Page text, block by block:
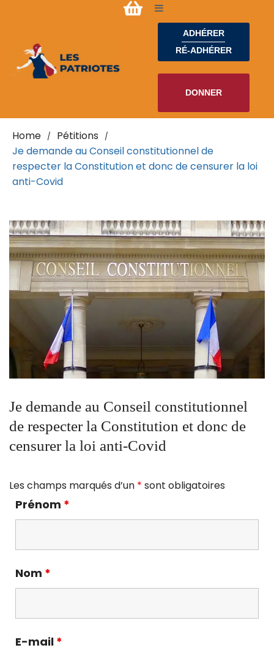
ADHÉRER
RÉ-ADHÉRER
DONNER
Home / Pétitions /
Je demande au Conseil constitutionnel de
respecter la Constitution et donc de censurer la loi
anti-Covid
Je demande au Conseil constitutionnel
de respecter la Constitution et donc de
censurer la loi anti-Covid
Les champs marqués d’un * sont obligatoires
Prénom *
Nom *
E-mail *